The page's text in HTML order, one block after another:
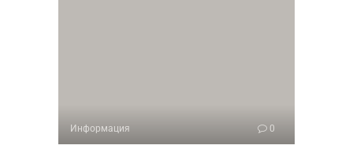
Информация 0